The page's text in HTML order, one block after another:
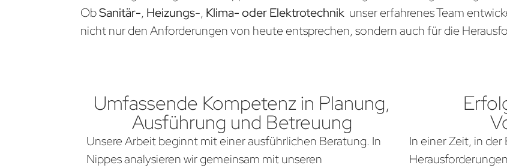
ObSanitär-, Heizungs-, Klima- oder Elektrotechnik unser erfahrenes Team
nicht nur den Anforderungen von heute entsprechen, sondern auch für die
Umfassende Kompetenz in Planung,
Ausführung und Betreuung
Unsere Arbeit beginnt mit einer ausführlichen Beratung. In
Nippes analysieren wir gemeinsam mit unseren
In einer Zeit, in